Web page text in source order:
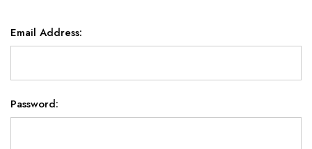
Email Address:
Password: